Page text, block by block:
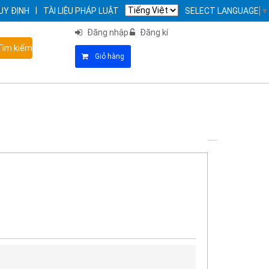
ĐỊNH TÀI LIỆU PHÁP LUẬT SELECT LANGUAGE ▼
kiếm
Đăng nhập Đăng kí
Giỏ hàng